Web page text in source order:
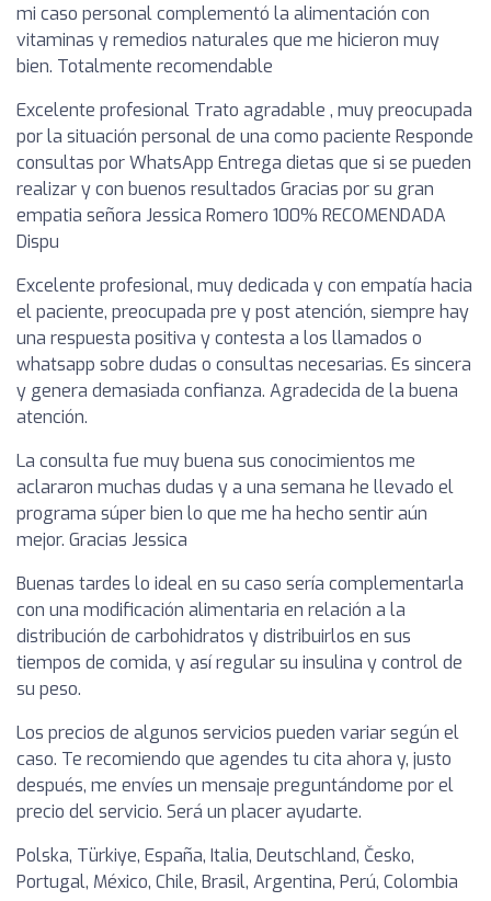
mi caso personal complementó la alimentación con
vitaminas y remedios naturales que me hicieron muy
bien. Totalmente recomendable
Excelente profesional Trato agradable , muy preocupada
por la situación personal de una como paciente Responde
consultas por WhatsApp Entrega dietas que si se pueden
realizar y con buenos resultados Gracias por su gran
empatia señora Jessica Romero 100% RECOMENDADA
Dispu
Excelente profesional, muy dedicada y con empatía hacia
el paciente, preocupada pre y post atención, siempre hay
una respuesta positiva y contesta a los llamados o
whatsapp sobre dudas o consultas necesarias. Es sincera
y genera demasiada confianza. Agradecida de la buena
atención.
La consulta fue muy buena sus conocimientos me
aclararon muchas dudas y a una semana he llevado el
programa súper bien lo que me ha hecho sentir aún
mejor. Gracias Jessica
Buenas tardes lo ideal en su caso sería complementarla
con una modificación alimentaria en relación a la
distribución de carbohidratos y distribuirlos en sus
tiempos de comida, y así regular su insulina y control de
su peso.
Los precios de algunos servicios pueden variar según el
caso. Te recomiendo que agendes tu cita ahora y, justo
después, me envíes un mensaje preguntándome por el
precio del servicio. Será un placer ayudarte.
Polska, Türkiye, España, Italia, Deutschland, Česko,
Portugal, México, Chile, Brasil, Argentina, Perú, Colombia